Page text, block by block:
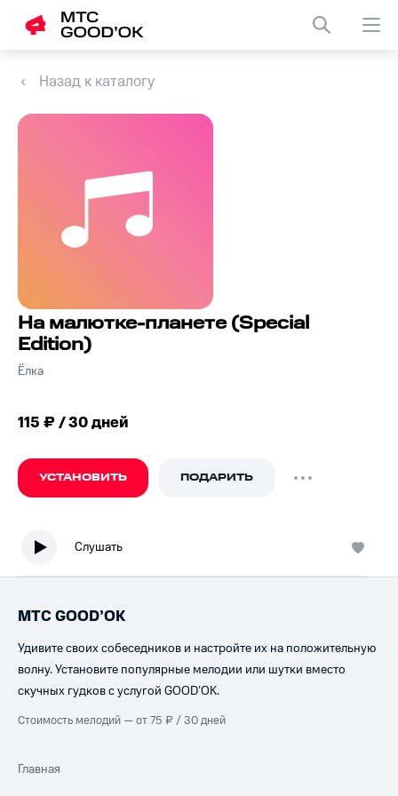
Назад к каталогу
На малютке-планете (Special
Edition)
Ёлка
115 ₽ / 30 дней
УСТАНОВИТЬ ПОДАРИТЬ
Слушать
МТС GOOD’OK
Удивите своих собеседников и настройте их на положительную
волну. Установите популярные мелодии или шутки вместо
скучных гудков с услугой GOOD’OK.
Стоимость мелодий — от 75 ₽ / 30 дней
Главная